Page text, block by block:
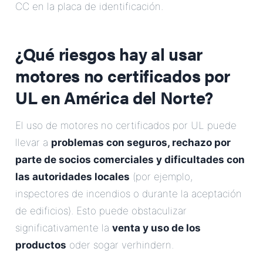
CC en la placa de identificación.
¿Qué riesgos hay al usar
motores no certificados por
UL en América del Norte?
El uso de motores no certificados por UL puede
llevar a problemas con seguros, rechazo por
parte de socios comerciales y dificultades con
las autoridades locales (por ejemplo,
inspectores de incendios o durante la aceptación
de edificios). Esto puede obstaculizar
significativamente la venta y uso de los
productos oder sogar verhindern.